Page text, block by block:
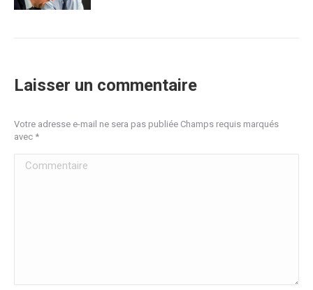
Laisser un commentaire
Votre adresse e-mail ne sera pas publiée Champs requis marqués
avec *
Commentaire